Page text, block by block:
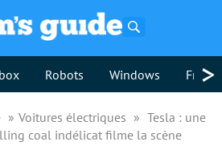
Robots Windows >
Voitures électriques
Tesla : une
coal indélicat filme la scène